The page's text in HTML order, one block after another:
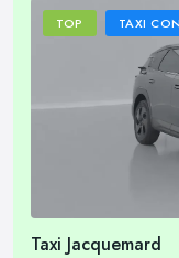
TOP TAXI
Taxi Jacquemard